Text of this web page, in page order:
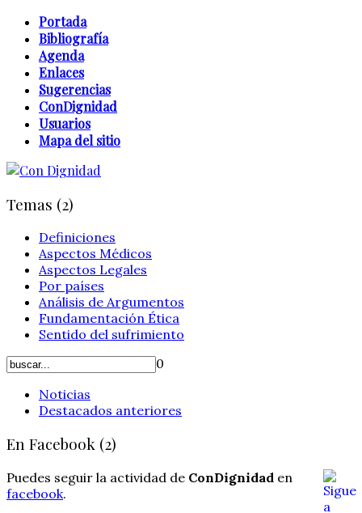
Portada
Bibliografía
Agenda
Enlaces
Sugerencias
ConDignidad
Usuarios
Mapa del sitio
Temas (2)
Definiciones
Aspectos Médicos
Aspectos Legales
Por países
Análisis de Argumentos
Fundamentación Ética
Sentido del sufrimiento
0
Noticias
Destacados anteriores
En Facebook (2)
Puedes seguir la actividad de ConDignidad en
facebook.